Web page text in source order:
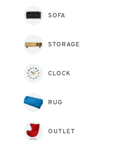
SOFA
STORAGE
CLOCK
RUG
OUTLET